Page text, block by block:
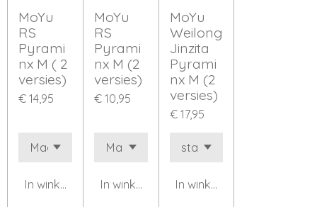
MoYu
RS
Pyrami
nx M ( 2
versies)
€ 14,95
In winkelwagen
MoYu
RS
Pyrami
nx M (2
versies)
€ 10,95
In winkelwagen
MoYu
Weilong
Jinzita
Pyrami
nx M (2
versies)
€ 17,95
In winkelwagen